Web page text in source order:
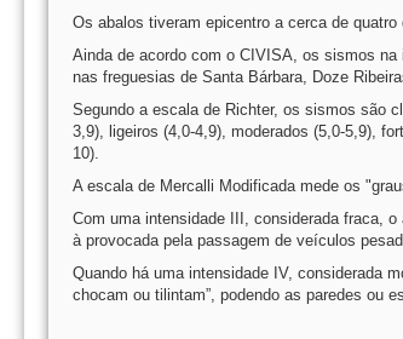
Os abalos tiveram epicentro a cerca de
Ainda de acordo com o CIVISA, os sismos
nas freguesias de Santa Bárbara, Doze
Segundo a escala de Richter, os sismos são
3,9), ligeiros (4,0-4,9), moderados (5,0-5,9),
10).
A escala de Mercalli Modificada mede os
Com uma intensidade III, considerada fraca,
à provocada pela passagem de veículos
Quando há uma intensidade IV, considerada
chocam ou tilintam”, podendo as paredes ou